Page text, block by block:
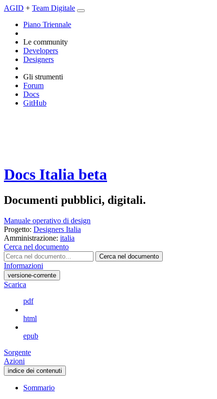
AGID + Team Digitale
Piano Triennale
Le community
Developers
Designers
Gli strumenti
Forum
Docs
GitHub
Docs Italia beta
Documenti pubblici, digitali.
Manuale operativo di design
Progetto: Designers Italia
Amministrazione: italia
Cerca nel documento
Cerca nel documento
Informazioni
versione-corrente
Scarica
pdf
html
epub
Sorgente
Azioni
indice dei contenuti
Sommario